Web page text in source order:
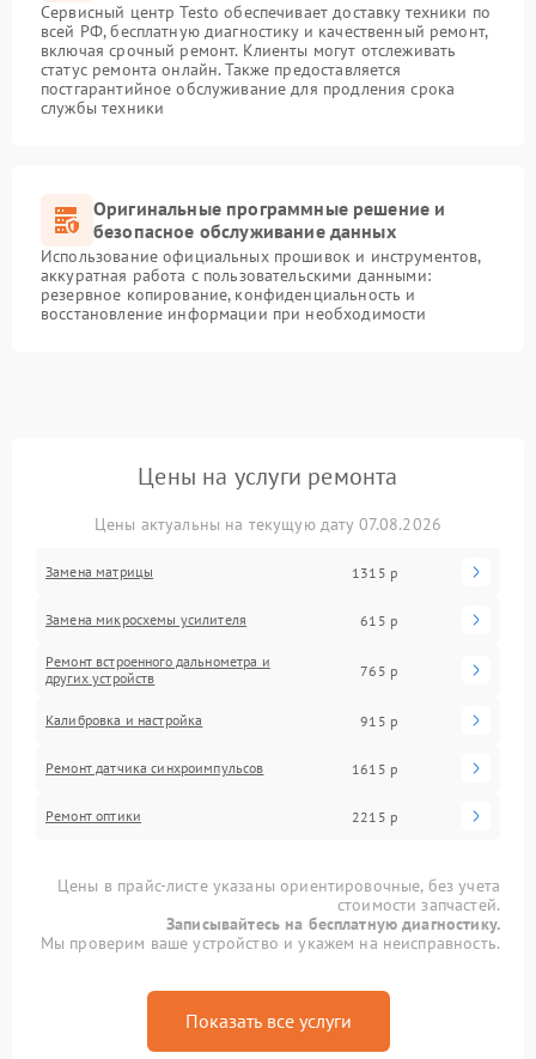
Сервисный центр Testo обеспечивает доставку техники по
всей РФ, бесплатную диагностику и качественный ремонт,
включая срочный ремонт. Клиенты могут отслеживать
статус ремонта онлайн. Также предоставляется
постгарантийное обслуживание для продления срока
службы техники
Оригинальные программные решение и
безопасное обслуживание данных
Использование официальных прошивок и инструментов,
аккуратная работа с пользовательскими данными:
резервное копирование, конфиденциальность и
восстановление информации при необходимости
Цены на услуги ремонта
Цены актуальны на текущую дату 07.08.2026
Замена матрицы 1315 р
Замена микросхемы усилителя 615 р
Ремонт встроенного дальнометра и
других устройств
765 р
Калибровка и настройка 915 р
Ремонт датчика синхроимпульсов 1615 р
Ремонт оптики 2215 р
Цены в прайс-листе указаны ориентировочные, без учета
стоимости запчастей.
Записывайтесь на бесплатную диагностику.
Мы проверим ваше устройство и укажем на неисправность.
Показать все услуги